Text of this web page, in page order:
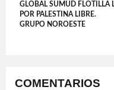
GLOBAL SUMUD FLOTILLA
POR PALESTINA LIBRE.
GRUPO NOROESTE
COMENTARIOS